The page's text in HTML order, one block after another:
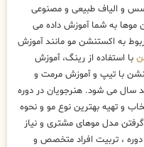
و الیاف طبیعی و مصنوعی
به شما آموزش داده می
به اکستنشن مو مانند آموزش
با استفاده از رینگ، آموزش
با تیپ و آموزش مرمت و
سال می شود. هنرجویان در دوره
و تهیه بهترین نوع مو و نحوه
مدل موهای مشتری و نیاز
، تربیت افراد متخصص و